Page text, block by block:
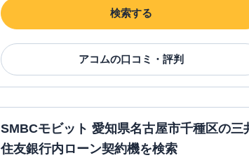
検索する
アコムの口コミ・評判
SMBCモビット 愛知県名古屋市千種区の三
住友銀行内ローン契約機を検索